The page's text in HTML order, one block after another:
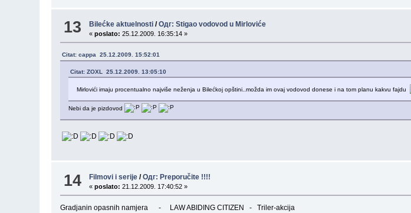
13 Bilećke aktuelnosti /Одг: Stigao vodovod u Mirloviće
«poslato: 25.12.2009. 16:35:14 »
Citat: cappa 25.12.2009. 15:52:01
Citat: ZOXL 25.12.2009. 13:05:10
Mirlovići imaju procentualno najviše neženja u Bilećkoj opštini..možda im ovaj vodovod donese i na tom planu kakvu fajdu
Nebi da je pizdovod
14 Filmovi i serije /Одг: Preporučite !!!!
«poslato: 21.12.2009. 17:40:52 »
Gradjanin opasnih namjera - LAW ABIDING CITIZEN - Triler-akcija